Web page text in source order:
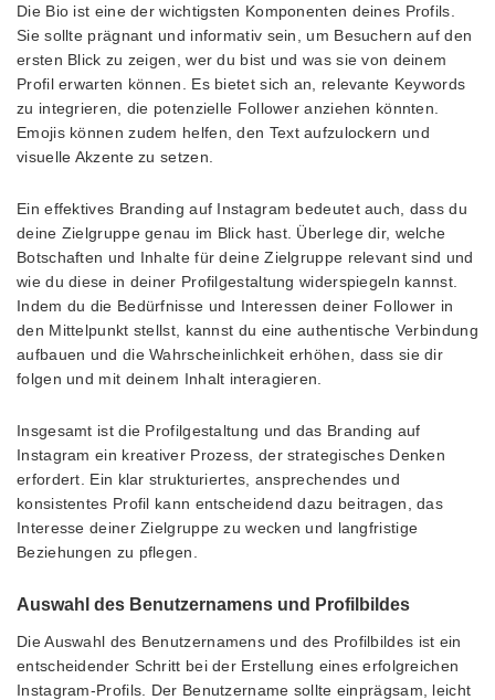
Die Bio ist eine der wichtigsten Komponenten deines Profils.
Sie sollte prägnant und informativ sein, um Besuchern auf den
ersten Blick zu zeigen, wer du bist und was sie von deinem
Profil erwarten können. Es bietet sich an, relevante Keywords
zu integrieren, die potenzielle Follower anziehen könnten.
Emojis können zudem helfen, den Text aufzulockern und
visuelle Akzente zu setzen.
Ein effektives Branding auf Instagram bedeutet auch, dass du
deine Zielgruppe genau im Blick hast. Überlege dir, welche
Botschaften und Inhalte für deine Zielgruppe relevant sind und
wie du diese in deiner Profilgestaltung widerspiegeln kannst.
Indem du die Bedürfnisse und Interessen deiner Follower in
den Mittelpunkt stellst, kannst du eine authentische Verbindung
aufbauen und die Wahrscheinlichkeit erhöhen, dass sie dir
folgen und mit deinem Inhalt interagieren.
Insgesamt ist die Profilgestaltung und das Branding auf
Instagram ein kreativer Prozess, der strategisches Denken
erfordert. Ein klar strukturiertes, ansprechendes und
konsistentes Profil kann entscheidend dazu beitragen, das
Interesse deiner Zielgruppe zu wecken und langfristige
Beziehungen zu pflegen.
Auswahl des Benutzernamens und Profilbildes
Die Auswahl des Benutzernamens und des Profilbildes ist ein
entscheidender Schritt bei der Erstellung eines erfolgreichen
Instagram-Profils. Der Benutzername sollte einprägsam, leicht